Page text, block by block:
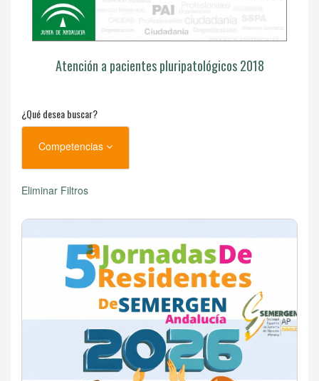
Atención a pacientes pluripatológicos 2018
¿Qué desea buscar?
Competencias
Eliminar Filtros